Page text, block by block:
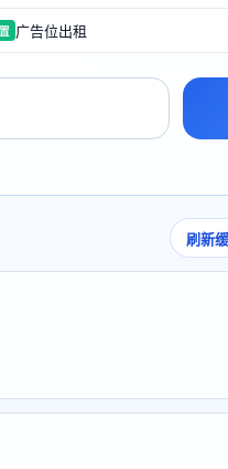
广告位出租
刷新